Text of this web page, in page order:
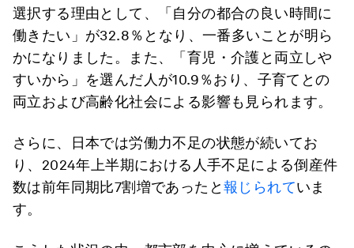
選択する理由として、「自分の都合の良い時間に
働きたい」が32.8％となり、一番多いことが明ら
かになりました。また、「育児・介護と両立しや
すいから」を選んだ人が10.9％おり、子育てとの
両立および高齢化社会による影響も見られます。
さらに、日本では労働力不足の状態が続いてお
り、2024年上半期における人手不足による倒産件
数は前年同期比7割増であったと報じられていま
す。